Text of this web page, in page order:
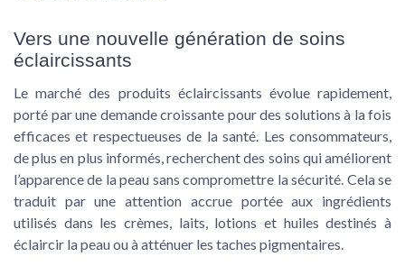
Vers une nouvelle génération de soins
éclaircissants
Le marché des produits éclaircissants évolue rapidement,
porté par une demande croissante pour des solutions à la fois
efficaces et respectueuses de la santé. Les consommateurs,
de plus en plus informés, recherchent des soins qui améliorent
l’apparence de la peau sans compromettre la sécurité. Cela se
traduit par une attention accrue portée aux ingrédients
utilisés dans les crèmes, laits, lotions et huiles destinés à
éclaircir la peau ou à atténuer les taches pigmentaires.